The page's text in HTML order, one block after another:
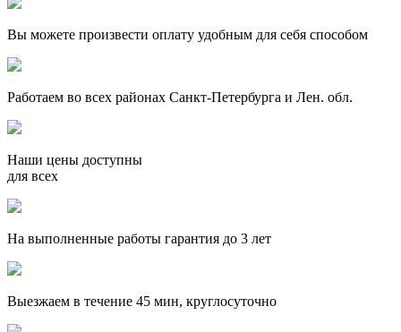
Вы можете произвести оплату удобным для себя способом
Работаем во всех районах Санкт-Петербурга и Лен. обл.
Наши цены доступны
для всех
На выполненные работы гарантия до 3 лет
Выезжаем в течение 45 мин, круглосуточно